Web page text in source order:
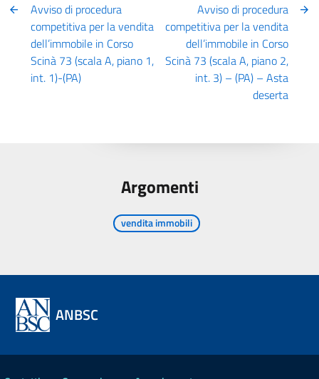
Avviso di procedura
competitiva per la vendita
dell’immobile in Corso
Scinà 73 (scala A, piano 1,
int. 1)-(PA)
Avviso di procedura
competitiva per la vendita
dell’immobile in Corso
Scinà 73 (scala A, piano 2,
int. 3) – (PA) – Asta
deserta
Argomenti
vendita immobili
ANBSC